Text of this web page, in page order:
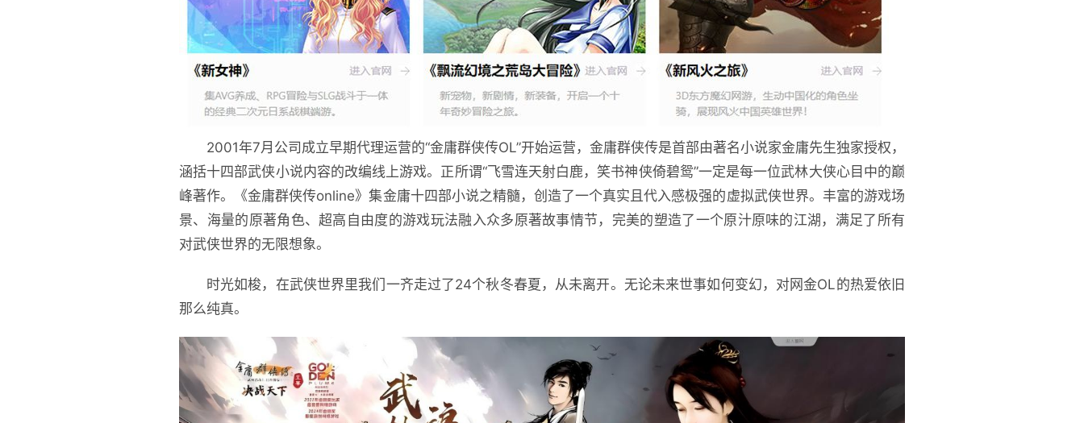
2001年7月公司成立早期代理运营的“金庸群侠传OL”开始运营，金庸群侠传是首部由著名小说家金庸先生独家授权，
涵括十四部武侠小说内容的改编线上游戏。正所谓“飞雪连天射白鹿，笑书神侠倚碧鸳”一定是每一位武林大侠心目中的巅
峰著作。《金庸群侠传online》集金庸十四部小说之精髓，创造了一个真实且代入感极强的虚拟武侠世界。丰富的游戏场
景、海量的原著角色、超高自由度的游戏玩法融入众多原著故事情节，完美的塑造了一个原汁原味的江湖，满足了所有
对武侠世界的无限想象。
时光如梭，在武侠世界里我们一齐走过了24个秋冬春夏，从未离开。无论未来世事如何变幻，对网金OL的热爱依旧
那么纯真。